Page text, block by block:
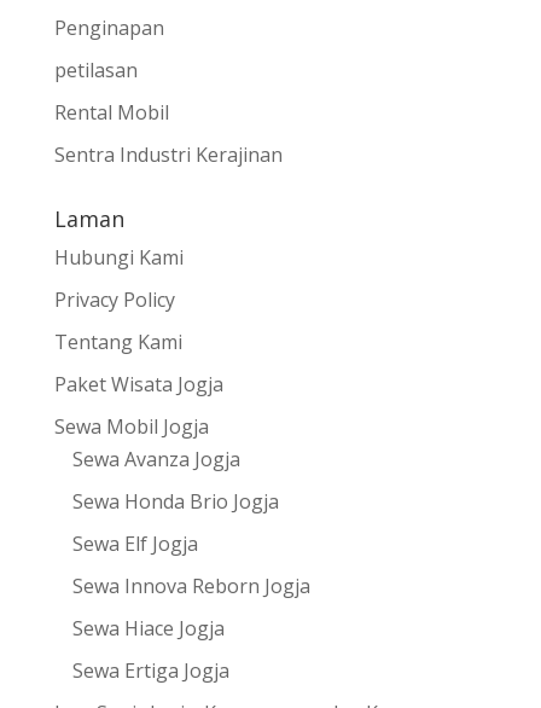
Penginapan
petilasan
Rental Mobil
Sentra Industri Kerajinan
Laman
Hubungi Kami
Privacy Policy
Tentang Kami
Paket Wisata Jogja
Sewa Mobil Jogja
Sewa Avanza Jogja
Sewa Honda Brio Jogja
Sewa Elf Jogja
Sewa Innova Reborn Jogja
Sewa Hiace Jogja
Sewa Ertiga Jogja